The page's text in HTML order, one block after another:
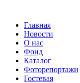
Главная
Новости
О нас
Фонд
Каталог
Фоторепортажи
Гостевая